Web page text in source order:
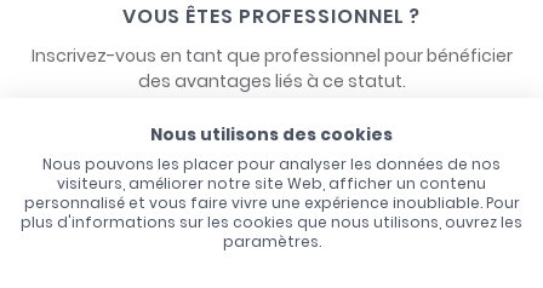
VOUS ÊTES PROFESSIONNEL ?
Inscrivez-vous en tant que professionnel pour bénéficier
des avantages liés à ce statut.
Nous utilisons des cookies
Nous pouvons les placer pour analyser les données de nos
visiteurs, améliorer notre site Web, afficher un contenu
personnalisé et vous faire vivre une expérience inoubliable. Pour
plus d'informations sur les cookies que nous utilisons, ouvrez les
paramètres.